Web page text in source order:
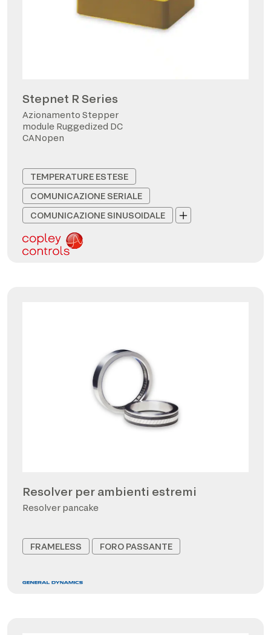
Stepnet R Series
Azionamento Stepper
module Ruggedized DC
CANopen
TEMPERATURE ESTESE
COMUNICAZIONE SERIALE
COMUNICAZIONE SINUSOIDALE
Resolver per ambienti estremi
Resolver pancake
FRAMELESS FORO PASSANTE